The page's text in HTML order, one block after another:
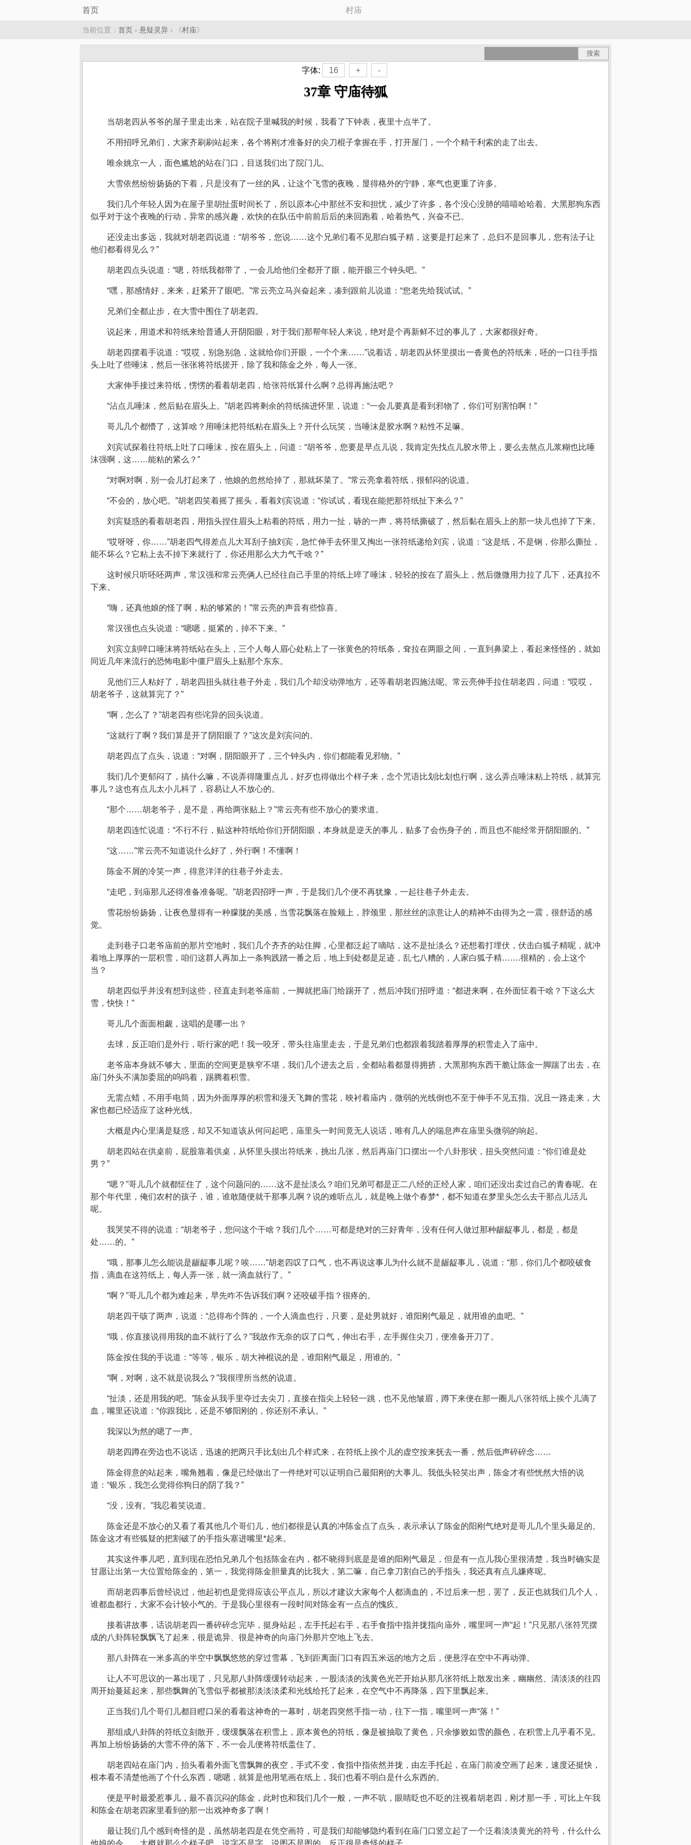
首页 村庙
当前位置： 首页 › 悬疑灵异 › 《村庙》
字体: 16 + -
37章 守庙待狐
当胡老四从爷爷的屋子里走出来，站在院子里喊我的时候，我看了下钟表，夜里十点半了。
不用招呼兄弟们，大家齐刷刷站起来，各个将刚才准备好的尖刀棍子拿握在手，打开屋门，一个个精干利索的走了出去。
唯余姚京一人，面色尴尬的站在门口，目送我们出了院门儿。
大雪依然纷纷扬扬的下着，只是没有了一丝的风，让这个飞雪的夜晚，显得格外的宁静，寒气也更重了许多。
我们几个年轻人因为在屋子里胡扯蛋时间长了，所以原本心中那丝不安和担忧，减少了许多，各个没心没肺的嘻嘻哈哈着。大黑那狗东西
似乎对于这个夜晚的行动，异常的感兴趣，欢快的在队伍中前前后后的来回跑着，哈着热气，兴奋不已。
还没走出多远，我就对胡老四说道：“胡爷爷，您说……这个兄弟们看不见那白狐子精，这要是打起来了，总归不是回事儿，您有法子让
他们都看得见么？”
胡老四点头说道：“嗯，符纸我都带了，一会儿给他们全都开了眼，能开眼三个钟头吧。”
“嘿，那感情好，来来，赶紧开了眼吧。”常云亮立马兴奋起来，凑到跟前儿说道：“您老先给我试试。”
兄弟们全都止步，在大雪中围住了胡老四。
说起来，用道术和符纸来给普通人开阴阳眼，对于我们那帮年轻人来说，绝对是个再新鲜不过的事儿了，大家都很好奇。
胡老四摆着手说道：“哎哎，别急别急，这就给你们开眼，一个个来……”说着话，胡老四从怀里摸出一沓黄色的符纸来，呸的一口往手指
头上吐了些唾沫，然后一张张将符纸搓开，除了我和陈金之外，每人一张。
大家伸手接过来符纸，愣愣的看着胡老四，给张符纸算什么啊？总得再施法吧？
“沾点儿唾沫，然后贴在眉头上。”胡老四将剩余的符纸揣进怀里，说道：“一会儿要真是看到邪物了，你们可别害怕啊！”
哥儿几个都懵了，这算啥？用唾沫把符纸粘在眉头上？开什么玩笑，当唾沫是胶水啊？粘性不足嘛。
刘宾试探着往符纸上吐了口唾沫，按在眉头上，问道：“胡爷爷，您要是早点儿说，我肯定先找点儿胶水带上，要么去熬点儿浆糊也比唾
沫强啊，这……能粘的紧么？”
“对啊对啊，别一会儿打起来了，他娘的忽然给掉了，那就坏菜了。”常云亮拿着符纸，很郁闷的说道。
“不会的，放心吧。”胡老四笑着摇了摇头，看着刘宾说道：“你试试，看现在能把那符纸扯下来么？”
刘宾疑惑的看着胡老四，用指头捏住眉头上粘着的符纸，用力一扯，哧的一声，将符纸撕破了，然后黏在眉头上的那一块儿也掉了下来。
“哎呀呀，你……”胡老四气得差点儿大耳刮子抽刘宾，急忙伸手去怀里又掏出一张符纸递给刘宾，说道：“这是纸，不是钢，你那么撕扯，
能不坏么？它粘上去不掉下来就行了，你还用那么大力气干啥？”
这时候只听呸呸两声，常汉强和常云亮俩人已经往自己手里的符纸上啐了唾沫，轻轻的按在了眉头上，然后微微用力拉了几下，还真拉不
下来。
“嗨，还真他娘的怪了啊，粘的够紧的！”常云亮的声音有些惊喜。
常汉强也点头说道：“嗯嗯，挺紧的，掉不下来。”
刘宾立刻啐口唾沫将符纸站在头上，三个人每人眉心处粘上了一张黄色的符纸条，耷拉在两眼之间，一直到鼻梁上，看起来怪怪的，就如
同近几年来流行的恐怖电影中僵尸眉头上贴那个东东。
见他们三人粘好了，胡老四扭头就往巷子外走，我们几个却没动弹地方，还等着胡老四施法呢。常云亮伸手拉住胡老四，问道：“哎哎，
胡老爷子，这就算完了？”
“啊，怎么了？”胡老四有些诧异的回头说道。
“这就行了啊？我们算是开了阴阳眼了？”这次是刘宾问的。
胡老四点了点头，说道：“对啊，阴阳眼开了，三个钟头内，你们都能看见邪物。”
我们几个更郁闷了，搞什么嘛，不说弄得隆重点儿，好歹也得做出个样子来，念个咒语比划比划也行啊，这么弄点唾沫粘上符纸，就算完
事儿？这也有点儿太小儿科了，容易让人不放心的。
“那个……胡老爷子，是不是，再给两张贴上？”常云亮有些不放心的要求道。
胡老四连忙说道：“不行不行，贴这种符纸给你们开阴阳眼，本身就是逆天的事儿，贴多了会伤身子的，而且也不能经常开阴阳眼的。”
“这……”常云亮不知道说什么好了，外行啊！不懂啊！
陈金不屑的冷笑一声，得意洋洋的往巷子外走去。
“走吧，到庙那儿还得准备准备呢。”胡老四招呼一声，于是我们几个便不再犹豫，一起往巷子外走去。
雪花纷纷扬扬，让夜色显得有一种朦胧的美感，当雪花飘落在脸颊上，脖颈里，那丝丝的凉意让人的精神不由得为之一震，很舒适的感
觉。
走到巷子口老爷庙前的那片空地时，我们几个齐齐的站住脚，心里都泛起了嘀咕，这不是扯淡么？还想着打埋伏，伏击白狐子精呢，就冲
着地上厚厚的一层积雪，咱们这群人再加上一条狗践踏一番之后，地上到处都是足迹，乱七八糟的，人家白狐子精…….很精的，会上这个
当？
胡老四似乎并没有想到这些，径直走到老爷庙前，一脚就把庙门给踢开了，然后冲我们招呼道：“都进来啊，在外面怔着干啥？下这么大
雪，快快！”
哥儿几个面面相觑，这唱的是哪一出？
去球，反正咱们是外行，听行家的吧！我一咬牙，带头往庙里走去，于是兄弟们也都跟着我踏着厚厚的积雪走入了庙中。
老爷庙本身就不够大，里面的空间更是狭窄不堪，我们几个进去之后，全都站着都显得拥挤，大黑那狗东西干脆让陈金一脚踹了出去，在
庙门外头不满加委屈的呜呜着，踢腾着积雪。
无需点蜡，不用手电筒，因为外面厚厚的积雪和漫天飞舞的雪花，映衬着庙内，微弱的光线倒也不至于伸手不见五指。况且一路走来，大
家也都已经适应了这种光线。
大概是内心里满是疑惑，却又不知道该从何问起吧，庙里头一时间竟无人说话，唯有几人的喘息声在庙里头微弱的响起。
胡老四站在供桌前，屁股靠着供桌，从怀里头摸出符纸来，挑出几张，然后再庙门口摆出一个八卦形状，扭头突然问道：“你们谁是处
男？”
“嗯？”哥儿几个就都怔住了，这个问题问的……这不是扯淡么？咱们兄弟可都是正二八经的正经人家，咱们还没出卖过自己的青春呢。在
那个年代里，俺们农村的孩子，谁，谁敢随便就干那事儿啊？说的难听点儿，就是晚上做个春梦*，都不知道在梦里头怎么去干那点儿活儿
呢。
我哭笑不得的说道：“胡老爷子，您问这个干啥？我们几个……可都是绝对的三好青年，没有任何人做过那种龌龊事儿，都是，都是
处……的。”
“哦，那事儿怎么能说是龌龊事儿呢？唉……”胡老四叹了口气，也不再说这事儿为什么就不是龌龊事儿，说道：“那，你们几个都咬破食
指，滴血在这符纸上，每人弄一张，就一滴血就行了。”
“啊？”哥儿几个都为难起来，早先咋不告诉我们啊？还咬破手指？很疼的。
胡老四干咳了两声，说道：“总得布个阵的，一个人滴血也行，只要，是处男就好，谁阳刚气最足，就用谁的血吧。”
“哦，你直接说得用我的血不就行了么？”我故作无奈的叹了口气，伸出右手，左手握住尖刀，便准备开刀了。
陈金按住我的手说道：“等等，银乐，胡大神棍说的是，谁阳刚气最足，用谁的。”
“啊，对啊，这不就是说我么？”我很理所当然的说道。
“扯淡，还是用我的吧。”陈金从我手里夺过去尖刀，直接在指尖上轻轻一跳，也不见他皱眉，蹲下来便在那一圈儿八张符纸上挨个儿滴了
血，嘴里还说道：“你跟我比，还是不够阳刚的，你还别不承认。”
我深以为然的嗯了一声。
胡老四蹲在旁边也不说话，迅速的把两只手比划出几个样式来，在符纸上挨个儿的虚空按来抚去一番，然后低声碎碎念……
陈金得意的站起来，嘴角翘着，像是已经做出了一件绝对可以证明自己最阳刚的大事儿。我低头轻笑出声，陈金才有些恍然大悟的说
道：“银乐，我怎么觉得你狗日的阴了我？”
“没，没有。”我忍着笑说道。
陈金还是不放心的又看了看其他几个哥们儿，他们都很是认真的冲陈金点了点头，表示承认了陈金的阳刚气绝对是哥儿几个里头最足的。
陈金这才有些狐疑的把割破了的手指头塞进嘴里*起来。
其实这件事儿吧，直到现在恐怕兄弟几个包括陈金在内，都不晓得到底是是谁的阳刚气最足，但是有一点儿我心里很清楚，我当时确实是
甘愿让出第一大位置给陈金的，第一，我觉得陈金胆量真的比我大，第二嘛，自己拿刀割自己的手指头，我还真有点儿嫌疼呢。
而胡老四事后曾经说过，他起初也是觉得应该公平点儿，所以才建议大家每个人都滴血的，不过后来一想，罢了，反正也就我们几个人，
谁都血都行，大家不会计较小气的。于是我心里很有一段时间对陈金有一点点的愧疚。
接着讲故事，话说胡老四一番碎碎念完毕，挺身站起，左手托起右手，右手食指中指并拢指向庙外，嘴里呵一声“起！”只见那八张符咒摆
成的八卦阵轻飘飘飞了起来，很是诡异、很是神奇的向庙门外那片空地上飞去。
那八卦阵在一米多高的半空中飘飘悠悠的穿过雪幕，飞到距离面门口有四五米远的地方之后，便悬浮在空中不再动弹。
让人不可思议的一幕出现了，只见那八卦阵缓缓转动起来，一股淡淡的浅黄色光芒开始从那几张符纸上散发出来，幽幽然、清淡淡的往四
周开始蔓延起来，那些飘舞的飞雪似乎都被那淡淡淡柔和光线给托了起来，在空气中不再降落，四下里飘起来。
正当我们几个哥们儿都目瞪口呆的看着这神奇的一幕时，胡老四突然手指一动，往下一指，嘴里呵一声“落！”
那组成八卦阵的符纸立刻散开，缓缓飘落在积雪上，原本黄色的符纸，像是被抽取了黄色，只余惨败如雪的颜色，在积雪上几乎看不见。
再加上纷纷扬扬的大雪不停的落下，不一会儿便将符纸盖住了。
胡老四站在庙门内，抬头看着外面飞雪飘舞的夜空，手式不变，食指中指依然并拢，由左手托起，在庙门前凌空画了起来，速度还挺快，
根本看不清楚他画了个什么东西，嗯嗯，就算是他用笔画在纸上，我们也看不明白是什么东西的。
便是平时最爱惹事儿，最不喜沉闷的陈金，此时也和我们几个一般，一声不吭，眼睛眨也不眨的注视着胡老四，刚才那一手，可比上午我
和陈金在胡老四家里看到的那一出戏神奇多了啊！
最让我们几个感到奇怪的是，虽然胡老四是在凭空画符，可是我们却能够隐约看到在庙门口竖立起了一个泛着淡淡黄光的符号，什么什么
他娘的令……大概就那么个样子吧，说字不是字，说图不是图的，反正很是奇怪的样子。